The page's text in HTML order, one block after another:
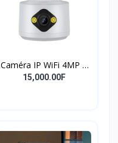
Caméra IP WiFi 4MP à
double objectif Écran
15,000.00F